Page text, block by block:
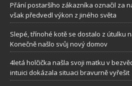
Přání postaršího zákazníka označil za
však předvedl výkon z jiného světa
Slepé, třínohé kotě se dostalo z útulku
Konečně našlo svůj nový domov
4letá holčička našla svoji matku v
intuici dokázala situaci bravurně vyřešit